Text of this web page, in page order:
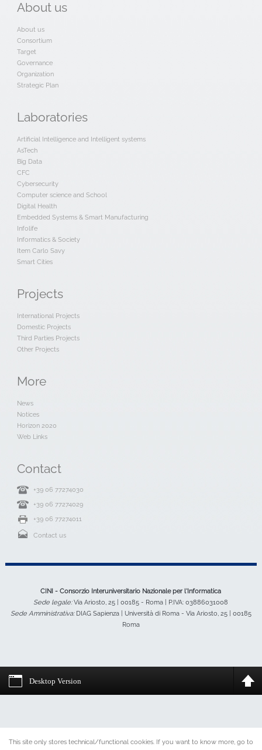
About us
About us
Consortium
Target
Governance
Organization
Strategic Plan
Laboratories
Artificial Intelligence and Intelligent systems
AsTech
Big Data
CFC
Cybersecurity
Computer science and School
Digital Health
Embedded Systems & Smart Manufacturing
Infolife
Informatics & Society
Item Carlo Savy
Smart Cities
Projects
International Projects
Domestic Projects
Third Parties Projects
Other Projects
More
News
Notices
Horizon 2020
Web Links
Contact
+39 06 77274030
+39 06 77274029
+39 06 77274011
Contact us
CINI - Consorzio Interuniversitario Nazionale per l'Informatica
Sede legale:Via Ariosto, 25 | 00185 - Roma | P.IVA: 03886031008
Sede Amministrativa:DIAG Sapienza | Università di Roma - Via Ariosto, 25 | 00185
Roma
Desktop Version
This site only stores technical/functional cookies. If you want to know more, go to